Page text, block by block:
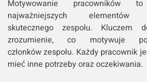
Motywowanie
najważniejszych elementów
skutecznego zespołu.
zrozumienie, co motywuje
członków zespołu. Każdy pracownik
mieć inne potrzeby oraz oczekiwania.